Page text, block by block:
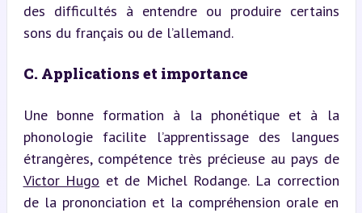
des difficultés à entendre ou produire certains
sons du français ou de l’allemand.
C. Applications et importance
Une bonne formation à la phonétique et à la
phonologie facilite l’apprentissage des langues
étrangères, compétence très précieuse au pays de
Victor Hugo et de Michel Rodange. La correction
de la prononciation et la compréhension orale en